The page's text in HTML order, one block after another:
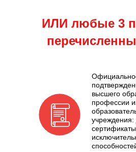
ИЛИ любые 3
высшего
профессии